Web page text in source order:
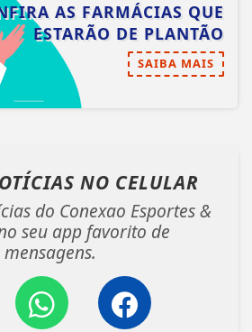
AS FARMÁCIAS QUE
ESTARÃO DE PLANTÃO
SAIBA MAIS
NO CELULAR
do Conexao Esportes &
seu app favorito de
mensagens.